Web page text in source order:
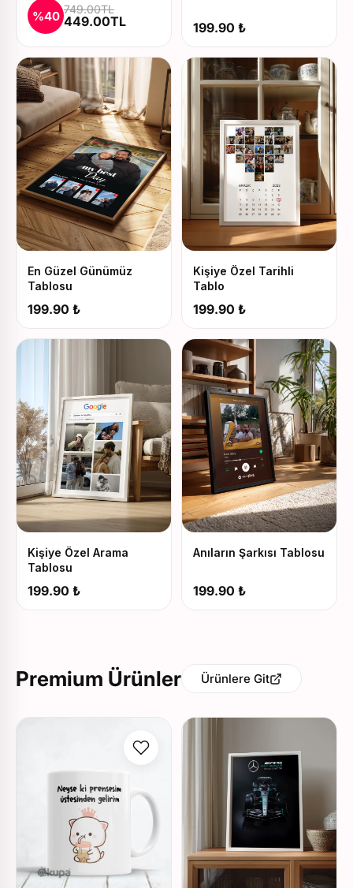
Seti
%40 749.00TL
449.00TL 199.90 ₺
En Güzel Günümüz
Tablosu
199.90 ₺
Kişiye Özel Tarihli
Tablo
199.90 ₺
Kişiye Özel Arama
Tablosu
199.90 ₺
Anıların Şarkısı Tablosu
199.90 ₺
Premium Ürünler Ürünlere Git